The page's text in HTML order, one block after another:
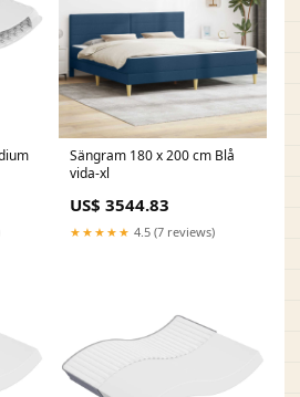
Sängram 180 x 200 cm Blå
vida-xl
US$ 3544.83
★★★★★ 4.5 (7 reviews)